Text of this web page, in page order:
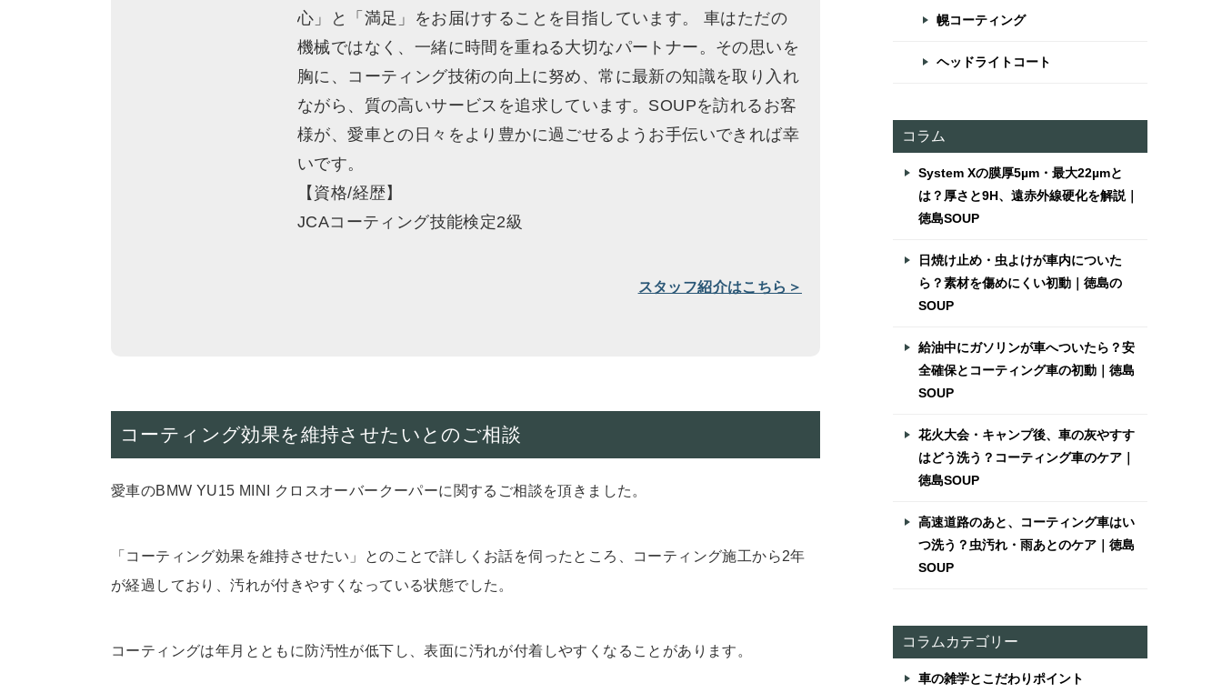
心」と「満足」をお届けすることを目指しています。 車はただの
機械ではなく、一緒に時間を重ねる大切なパートナー。その思いを
胸に、コーティング技術の向上に努め、常に最新の知識を取り入れ
ながら、質の高いサービスを追求しています。SOUPを訪れるお客
様が、愛車との日々をより豊かに過ごせるようお手伝いできれば幸
いです。
【資格/経歴】
JCAコーティング技能検定2級
スタッフ紹介はこちら＞
コーティング効果を維持させたいとのご相談
愛車のBMW YU15 MINI クロスオーバークーパーに関するご相談を頂きました。
「コーティング効果を維持させたい」とのことで詳しくお話を伺ったところ、コーティング施工から2年
が経過しており、汚れが付きやすくなっている状態でした。
コーティングは年月とともに防汚性が低下し、表面に汚れが付着しやすくなることがあります。
幌コーティング
ヘッドライトコート
コラム
System Xの膜厚5µm・最大22µmと
は？厚さと9H、遠赤外線硬化を解説｜
徳島SOUP
日焼け止め・虫よけが車内についた
ら？素材を傷めにくい初動｜徳島の
SOUP
給油中にガソリンが車へついたら？安
全確保とコーティング車の初動｜徳島
SOUP
花火大会・キャンプ後、車の灰やすす
はどう洗う？コーティング車のケア｜
徳島SOUP
高速道路のあと、コーティング車はい
つ洗う？虫汚れ・雨あとのケア｜徳島
SOUP
コラムカテゴリー
車の雑学とこだわりポイント